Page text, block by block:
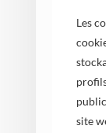
Les
site